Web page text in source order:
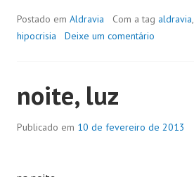
Postado em Aldravia Com a tag aldravia,
hipocrisia
Deixe um comentário
noite, luz
Publicado em 10 de fevereiro de 2013